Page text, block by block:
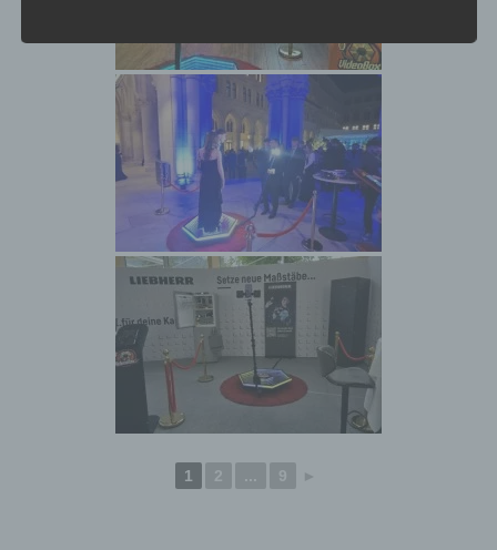
1 2 ... 9 ►
Pseudonymisierung ist die Verarbeitung
personenbezogener Daten in einer Weise, auf
welche die personenbezogenen Daten ohne
Hinzuziehung zusätzlicher Informationen nicht
mehr einer spezifischen betroffenen Person
zugeordnet werden können, sofern diese
zusätzlichen Informationen gesondert aufbewahrt
werden und technischen und organisatorischen
Maßnahmen unterliegen, die gewährleisten, dass
die personenbezogenen Daten nicht einer
identifizierten oder identifizierbaren natürlichen
Person zugewiesen werden.
g) Verantwortlicher oder für die Verarbeitung
Verantwortlicher
Verantwortlicher oder für die Verarbeitung
Verantwortlicher ist die natürliche oder juristische
Person, Behörde, Einrichtung oder andere Stelle,
Zwecke und Mittel der Verarbeitung von